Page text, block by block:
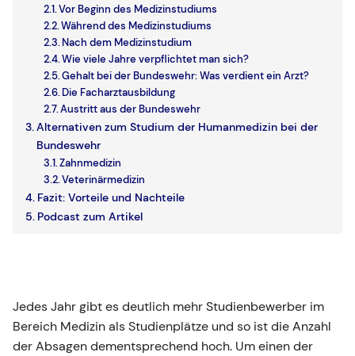
Vor Beginn des Medizinstudiums
Während des Medizinstudiums
Nach dem Medizinstudium
Wie viele Jahre verpflichtet man sich?
Gehalt bei der Bundeswehr: Was verdient ein Arzt?
Die Facharztausbildung
Austritt aus der Bundeswehr
Alternativen zum Studium der Humanmedizin bei der
Bundeswehr
Zahnmedizin
Veterinärmedizin
Fazit: Vorteile und Nachteile
Podcast zum Artikel
Jedes Jahr gibt es deutlich mehr Studienbewerber im
Bereich Medizin als Studienplätze und so ist die Anzahl
der Absagen dementsprechend hoch. Um einen der